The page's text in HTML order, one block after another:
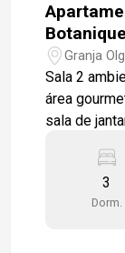
Botanique
Granja
Sala 2
área
sala de
aparelhos
sendo
vinílico, instalação pronta para ar condicionado na
3
Dorm.